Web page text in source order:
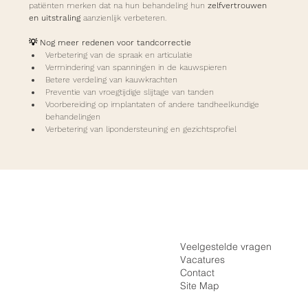
patiënten merken dat na hun behandeling hun zelfvertrouwen
en uitstraling aanzienlijk verbeteren.
💡 Nog meer redenen voor tandcorrectie
Verbetering van de spraak en articulatie
Vermindering van spanningen in de kauwspieren
Betere verdeling van kauwkrachten
Preventie van vroegtijdige slijtage van tanden
Voorbereiding op implantaten of andere tandheelkundige
behandelingen
Verbetering van lipondersteuning en gezichtsprofiel
Veelgestelde vragen
Vacatures
Contact
Site Map